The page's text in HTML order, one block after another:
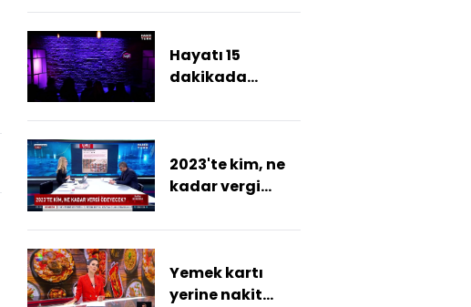
programa
Hayatı 15
dakikada
2023'te kim, ne
kadar vergi
vergileri belli
Yemek kartı
yerine nakit